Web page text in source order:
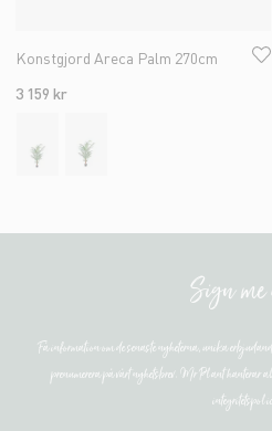
Konstgjord Areca Palm 270cm
3 159 kr
Sign
Få information om de senaste nyheterna, unika
prenumerera på vårt nyhetsbrev. Mr Plant